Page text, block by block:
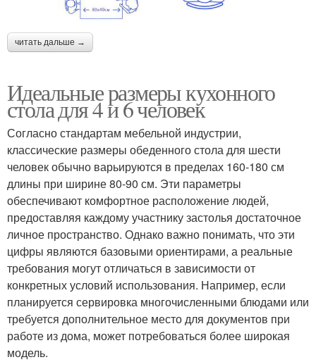
читать дальше →
Идеальные размеры кухонного
стола для 4 и 6 человек
Согласно стандартам мебельной индустрии,
классические размеры обеденного стола для шести
человек обычно варьируются в пределах 160-180 см
длины при ширине 80-90 см. Эти параметры
обеспечивают комфортное расположение людей,
предоставляя каждому участнику застолья достаточное
личное пространство. Однако важно понимать, что эти
цифры являются базовыми ориентирами, а реальные
требования могут отличаться в зависимости от
конкретных условий использования. Например, если
планируется сервировка многочисленными блюдами или
требуется дополнительное место для документов при
работе из дома, может потребоваться более широкая
модель.